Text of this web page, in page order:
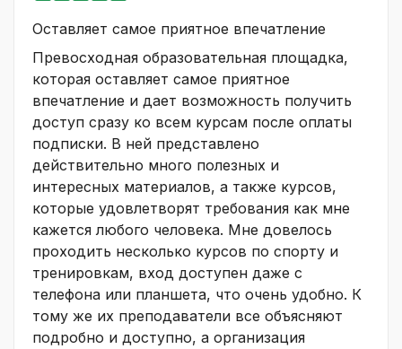
Оставляет самое приятное впечатление
Превосходная образовательная площадка,
которая оставляет самое приятное
впечатление и дает возможность получить
доступ сразу ко всем курсам после оплаты
подписки. В ней представлено
действительно много полезных и
интересных материалов, а также курсов,
которые удовлетворят требования как мне
кажется любого человека. Мне довелось
проходить несколько курсов по спорту и
тренировкам, вход доступен даже с
телефона или планшета, что очень удобно. К
тому же их преподаватели все объясняют
подробно и доступно, а организация